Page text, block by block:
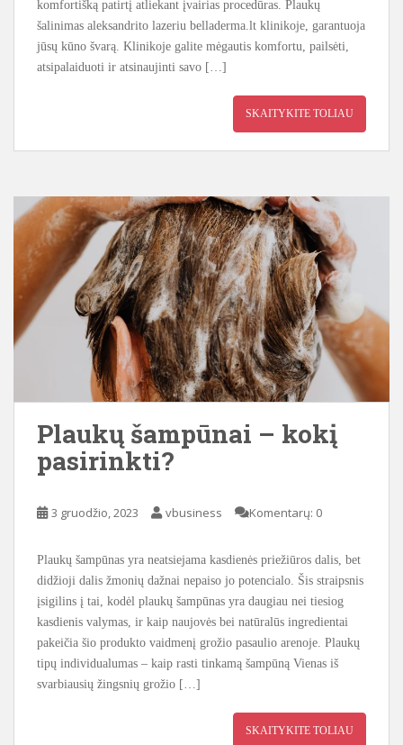
komfortišką patirtį atliekant įvairias procedūras. Plaukų
šalinimas aleksandrito lazeriu belladerma.lt klinikoje, garantuoja
jūsų kūno švarą. Klinikoje galite mėgautis komfortu, pailsėti,
atsipalaiduoti ir atsinaujinti savo […]
SKAITYKITE TOLIAU
Plaukų šampūnai – kokį
pasirinkti?
3 gruodžio, 2023 vbusiness Komentarų: 0
Plaukų šampūnas yra neatsiejama kasdienės priežiūros dalis, bet
didžioji dalis žmonių dažnai nepaiso jo potencialo. Šis straipsnis
įsigilins į tai, kodėl plaukų šampūnas yra daugiau nei tiesiog
kasdienis valymas, ir kaip naujovės bei natūralūs ingredientai
pakeičia šio produkto vaidmenį grožio pasaulio arenoje. Plaukų
tipų individualumas – kaip rasti tinkamą šampūną Vienas iš
svarbiausių žingsnių grožio […]
SKAITYKITE TOLIAU